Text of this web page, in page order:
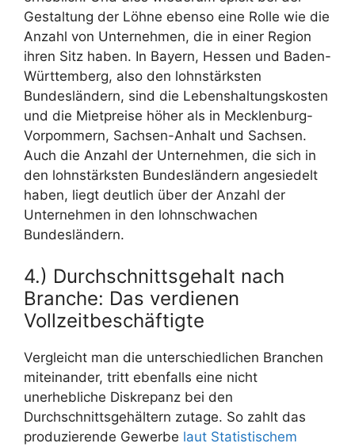
Gestaltung der Löhne ebenso eine Rolle wie die
Anzahl von Unternehmen, die in einer Region
ihren Sitz haben. In Bayern, Hessen und Baden-
Württemberg, also den lohnstärksten
Bundesländern, sind die Lebenshaltungskosten
und die Mietpreise höher als in Mecklenburg-
Vorpommern, Sachsen-Anhalt und Sachsen.
Auch die Anzahl der Unternehmen, die sich in
den lohnstärksten Bundesländern angesiedelt
haben, liegt deutlich über der Anzahl der
Unternehmen in den lohnschwachen
Bundesländern.
4.) Durchschnittsgehalt nach
Branche: Das verdienen
Vollzeitbeschäftigte
Vergleicht man die unterschiedlichen Branchen
miteinander, tritt ebenfalls eine nicht
unerhebliche Diskrepanz bei den
Durchschnittsgehältern zutage. So zahlt das
produzierende Gewerbe laut Statistischem